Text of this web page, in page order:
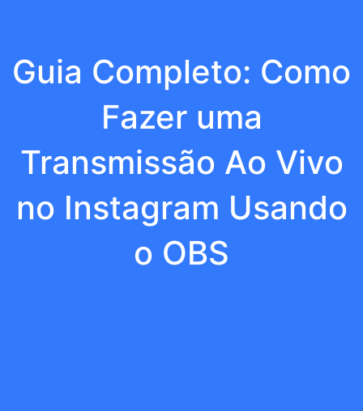
Guia Completo: Como
Fazer uma
Transmissão Ao Vivo
no Instagram Usando
o OBS